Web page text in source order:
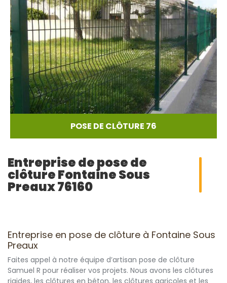
POSE DE CLÔTURE 76
Entreprise de pose de
clôture Fontaine Sous
Preaux 76160
Entreprise en pose de clôture à Fontaine Sous
Preaux
Faites appel à notre équipe d’artisan pose de clôture
Samuel R pour réaliser vos projets. Nous avons les clôtures
rigides, les clôtures en béton, les clôtures agricoles et les